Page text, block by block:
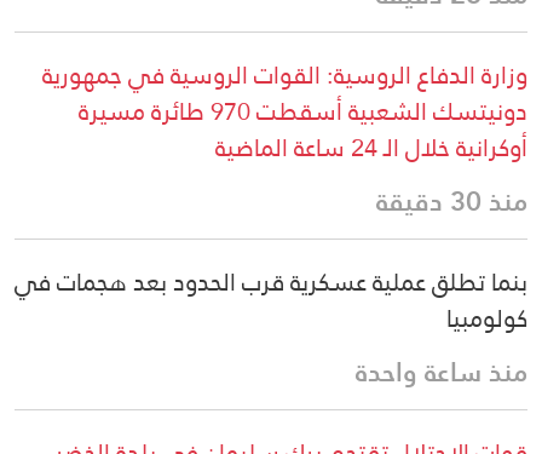
وزارة الدفاع الروسية: القوات الروسية في جمهورية
دونيتسك الشعبية أسقطت 970 طائرة مسيرة
أوكرانية خلال الـ 24 ساعة الماضية
منذ 30 دقيقة
بنما تطلق عملية عسكرية قرب الحدود بعد هجمات في
كولومبيا
منذ ساعة واحدة